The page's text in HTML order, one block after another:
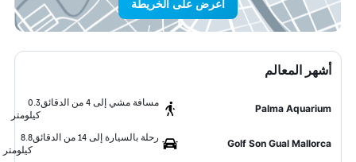
اعرض على الخريطة
أشهر المعالم
Palma Aquarium
مسافة مشي إلى 4 من الدقائق
0.3
كيلومتر
Golf Son Gual Mallorca
رحلة بالسيارة إلى 14 من الدقائق
8.8
كيلومتر